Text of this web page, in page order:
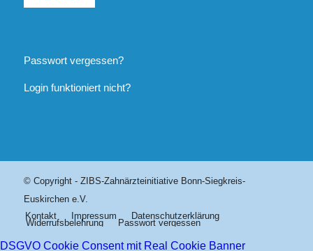
Passwort vergessen?
Login funktioniert nicht?
© Copyright - ZIBS-Zahnärzteinitiative Bonn-Siegkreis-
Euskirchen e.V.
Kontakt
Impressum Datenschutzerklärung
Widerrufsbelehrung Passwort vergessen
DSGVO Cookie Consent mit Real Cookie Banner